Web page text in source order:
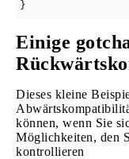
Einige
Dieses kleine
können, wenn Sie
Möglichkeiten, den
kontrollieren